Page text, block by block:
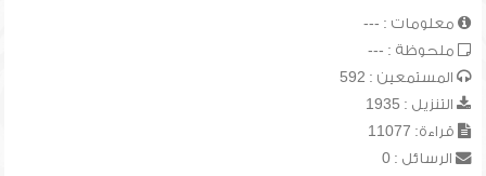
معلومات : ---
ملحوظة : ---
المستمعين : 592
التنزيل : 1935
قراءة: 11077
الرسائل : 0